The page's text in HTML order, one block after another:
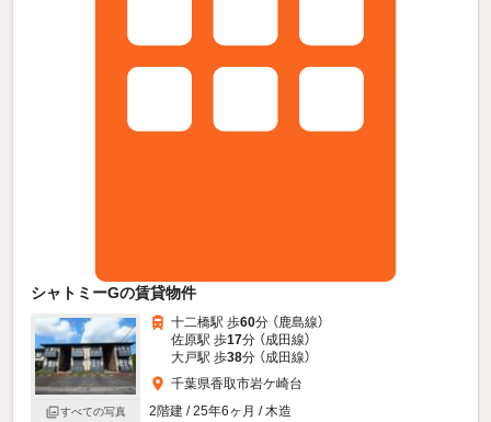
シャトミーGの賃貸物件
すべての写真
十二橋駅 歩60分 （鹿島線）
佐原駅 歩17分 （成田線）
大戸駅 歩38分 （成田線）
千葉県香取市岩ケ崎台
2階建 / 25年6ヶ月 / 木造